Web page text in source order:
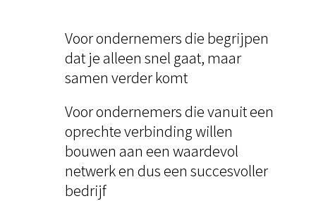
Voor ondernemers die begrijpen
dat je alleen snel gaat, maar
samen verder komt
Voor ondernemers die vanuit een
oprechte verbinding willen
bouwen aan een waardevol
netwerk en dus een succesvoller
bedrijf